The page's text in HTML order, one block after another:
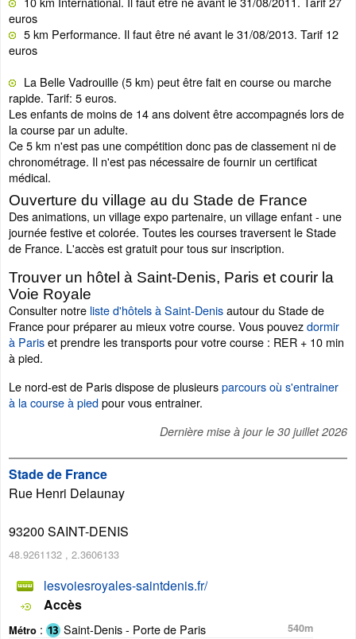
euros
5 km Performance. Il faut être né avant le 31/08/2013. Tarif 12
euros
La Belle Vadrouille (5 km) peut être fait en course ou marche
rapide. Tarif: 5 euros.
Les enfants de moins de 14 ans doivent être accompagnés lors de
la course par un adulte.
Ce 5 km n'est pas une compétition donc pas de classement ni de
chronométrage. Il n'est pas nécessaire de fournir un certificat
médical.
Ouverture du village au du Stade de France
Des animations, un village expo partenaire, un village enfant - une
journée festive et colorée. Toutes les courses traversent le Stade
de France. L'accès est gratuit pour tous sur inscription.
Trouver un hôtel à Saint-Denis, Paris et courir la
Voie Royale
Consulter notre liste d'hôtels à Saint-Denisautour du Stade de
France pour préparer au mieux votre course. Vous pouvezdormir
à Pariset prendre les transports pour votre course : RER + 10 min
à pied.
Le nord-est de Paris dispose de plusieursparcours où s'entrainer
à la course à piedpour vous entrainer.
Dernière mise à jour le 30 juillet 2026
Stade de France
Rue Henri Delaunay
93200 SAINT-DENIS
48.9261132 , 2.3606133
lesvoiesroyales-saintdenis.fr/
Accès
Métro : Saint-Denis - Porte de Paris
540m